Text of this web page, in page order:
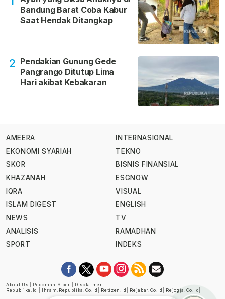
Bandung Barat Coba Kabur
Saat Hendak Ditangkap
2 Pendakian Gunung Gede
Pangrango Ditutup Lima
Hari akibat Kebakaran
AMEERA
EKONOMI SYARIAH
SKOR
KHAZANAH
IQRA
ISLAM DIGEST
NEWS
ANALISIS
SPORT
INTERNASIONAL
TEKNO
BISNIS FINANSIAL
ESGNOW
VISUAL
ENGLISH
TV
RAMADHAN
INDEKS
About Us Pedoman Siber
Disclaimer
Republika.id
Ihram.republika.co.id Retizen.id Rejabar.co.id Rejogja.co.id